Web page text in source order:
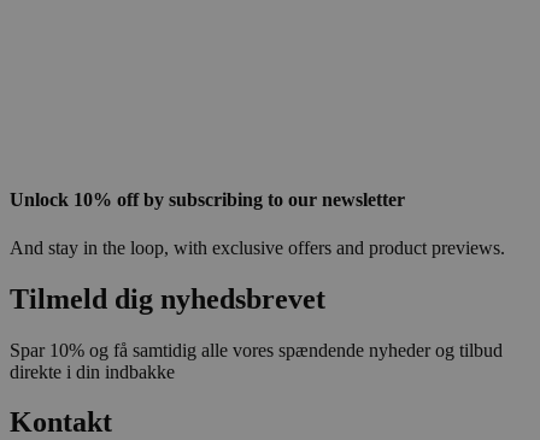
Unlock 10% off by subscribing to our newsletter
And stay in the loop, with exclusive offers and product previews.
Tilmeld dig nyhedsbrevet
Spar 10% og få samtidig alle vores spændende nyheder og tilbud
direkte i din indbakke
Kontakt